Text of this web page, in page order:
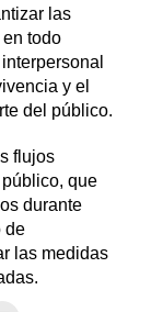
las
todo
y el
del público.
flujos
que
durante
de
las medidas